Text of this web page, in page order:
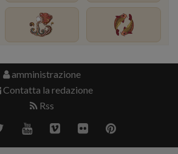
amministrazione
Contatta la redazione
Rss